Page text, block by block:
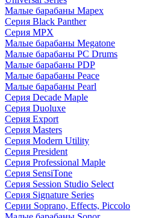
Малые барабаны Mapex
Серия Black Panther
Серия MPX
Малые барабаны Megatone
Малые барабаны PC Drums
Малые барабаны PDP
Малые барабаны Peace
Малые барабаны Pearl
Серия Decade Maple
Серия Duoluxe
Серия Export
Серия Masters
Серия Modern Utility
Серия President
Серия Professional Maple
Серия SensiTone
Серия Session Studio Select
Серия Signature Series
Серии Soprano, Effects, Piccolo